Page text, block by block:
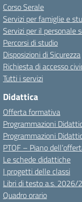
Corso Serale
Servizi per famiglie e
Servizi per il personale
Percorsi di studio
Disposizioni di Sicurezza
Richiesta di accesso
Tutti i servizi
Didattica
Offerta formativa
Programmazioni
Programmazioni
PTOF – Piano
Le schede didattiche
I progetti delle classi
Libri di testo a.s. 2026/
Quadro orario